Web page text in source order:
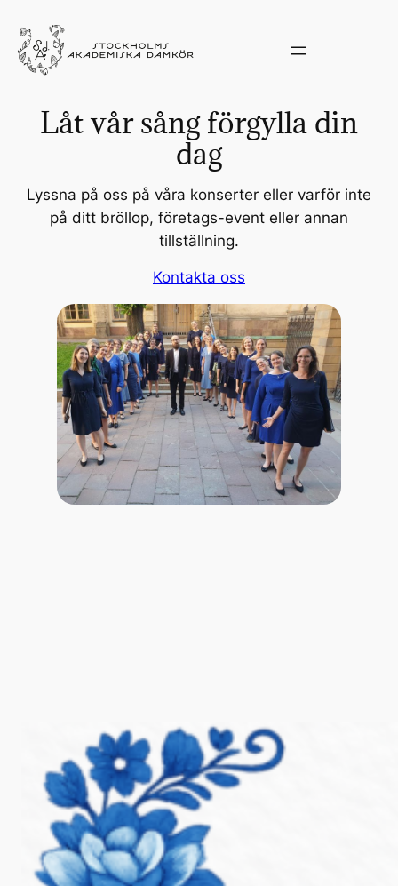
Låt vår sång förgylla din
dag
Lyssna på oss på våra konserter eller varför inte
på ditt bröllop, företags-event eller annan
tillställning.
Kontakta oss